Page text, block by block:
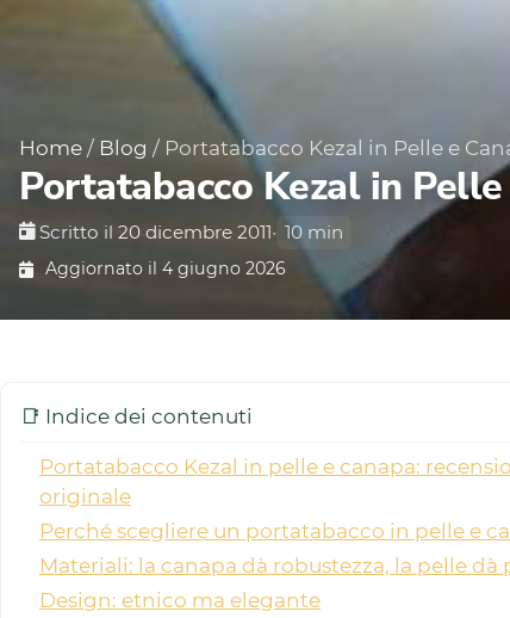
Home / Blog / Portatabacco Kezal in Pelle e
Portatabacco Kezal in
Scritto il 20 dicembre 2011• 10 min
Aggiornato il 4 giugno 2026
📑 Indice dei contenuti
Portatabacco Kezal in pelle e canapa:
originale
Perché scegliere un portatabacco in pelle e
Materiali: la canapa dà robustezza, la pelle dà
Design: etnico ma elegante